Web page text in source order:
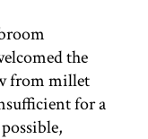
the
from millet
for a